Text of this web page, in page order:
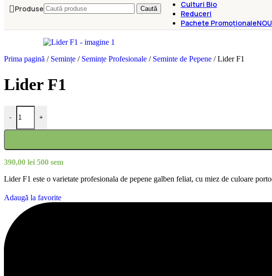
Produse Caută
Culturi Bio
Reduceri
Pachete PromoționaleNOU
Prima pagină / Semințe / Semințe Profesionale / Seminte de Pepene / Lider F1
Lider F1
-
Cantitate Lider F1
+
390,00 lei 500 sem
Lider F1 este o varietate profesionala de pepene galben feliat, cu miez de culoare
Adaugă la favorite